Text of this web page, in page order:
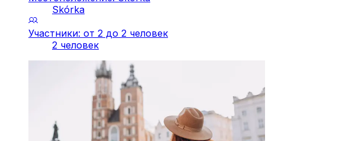
Skórka
Участники: от 2 до 2 человек
2 человек